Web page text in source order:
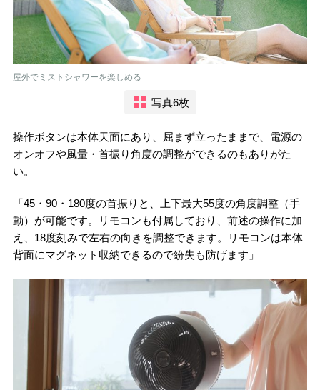
屋外でミストシャワーを楽しめる
写真6枚
操作ボタンは本体天面にあり、屈まず立ったままで、電源の
オンオフや風量・首振り角度の調整ができるのもありがた
い。
「45・90・180度の首振りと、上下最大55度の角度調整（手
動）が可能です。リモコンも付属しており、前述の操作に加
え、18度刻みで左右の向きを調整できます。リモコンは本体
背面にマグネット収納できるので紛失も防げます」